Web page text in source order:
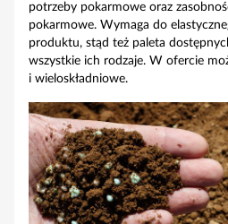
potrzeby pokarmowe oraz
pokarmowe. Wymaga do
produktu, stąd też paleta
wszystkie ich rodzaje. W ofercie
i wieloskładniowe.